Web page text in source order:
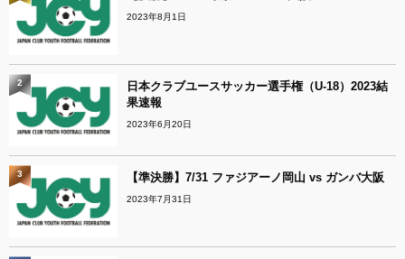
2023年8月1日
日本クラブユースサッカー選手権（U-18）2023結
果速報
2023年6月20日
2
【準決勝】7/31 ファジアーノ岡山 vs ガンバ大阪
2023年7月31日
3